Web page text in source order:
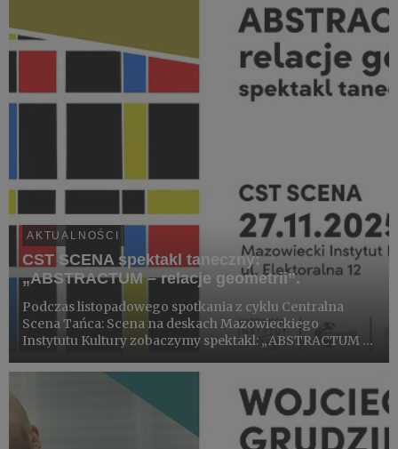
AKTUALNOŚCI
CST SCENA spektakl taneczny:
„ABSTRACTUM – relacje geometrii”.
Podczas listopadowego spotkania z cyklu Centralna
Scena Tańca: Scena na deskach Mazowieckiego
Instytutu Kultury zobaczymy spektakl: „ABSTRACTUM –